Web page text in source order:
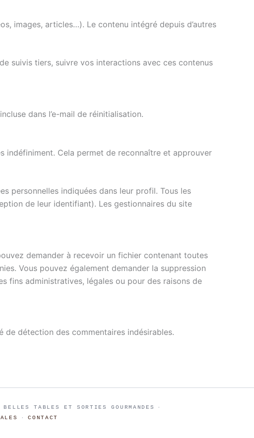
images, articles…). Le contenu intégré depuis d’autres
suivis tiers, suivre vos interactions avec ces contenus
dans l’e-mail de réinitialisation.
indéfiniment. Cela permet de reconnaître et approuver
personnelles indiquées dans leur profil. Tous les
de leur identifiant). Les gestionnaires du site
demander à recevoir un fichier contenant toutes
Vous pouvez également demander la suppression
fins administratives, légales ou pour des raisons de
de détection des commentaires indésirables.
TABLES ET SORTIES GOURMANDES
·
· CONTACT